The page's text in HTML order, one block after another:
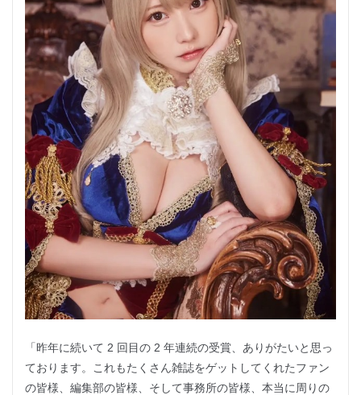
「昨年に続いて 2 回目の 2 年連続の受賞、ありがたいと思っ
ております。これもたくさん雑誌をゲットしてくれたファン
の皆様、編集部の皆様、そして事務所の皆様、本当に周りの